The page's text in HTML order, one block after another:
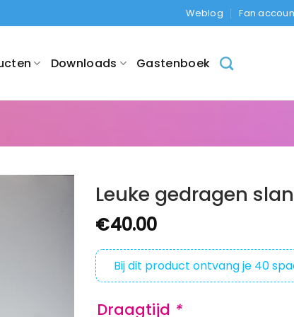
Weblog Fan
Downloads Gastenboek
Leuke gedragen
€40.00
Bij dit product ontvang je 40
Draagtijd *